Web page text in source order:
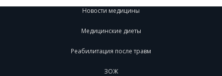
Новости медицины
Медицинские диеты
Реабилитация после травм
ЗОЖ